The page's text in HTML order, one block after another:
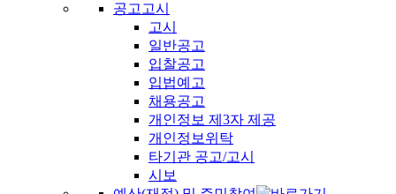
공고고시
고시
일반공고
입찰공고
입법예고
채용공고
개인정보 제3자 제공
개인정보위탁
타기관 공고/고시
시보